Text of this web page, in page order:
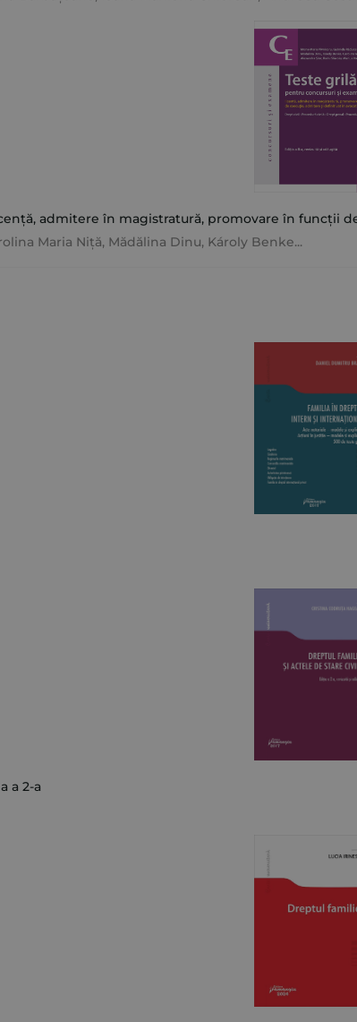
admitere în magistratură, promovare în funcții
Maria Niță, Mădălina Dinu, Károly Benke...
a 2-a